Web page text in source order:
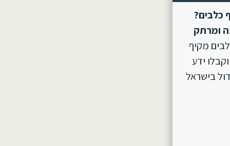
כלבים?
ומרתק
מקיף
וקבלו ידע
בישראל